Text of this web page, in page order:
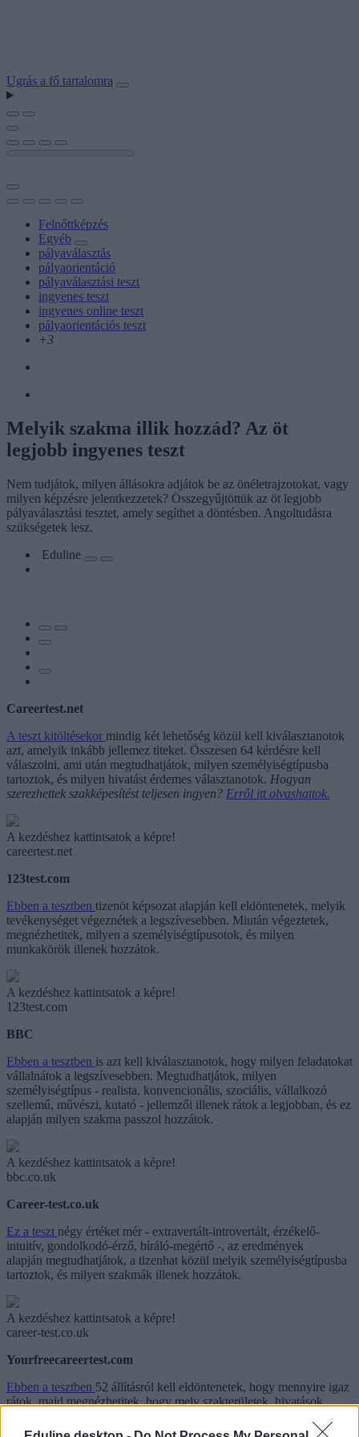
Ugrás a fő tartalomra
Felnőttképzés
Egyéb
pályaválasztás
pályaorientáció
pályaválasztási teszt
ingyenes teszt
ingyenes online teszt
pályaorientációs teszt
+3
Melyik szakma illik hozzád? Az öt
legjobb ingyenes teszt
Nem tudjátok, milyen állásokra adjátok be az önéletrajzotokat, vagy
milyen képzésre jelentkezzetek? Összegyűjtöttük az öt legjobb
pályaválasztási tesztet, amely segíthet a döntésben. Angoltudásra
szükségetek lesz.
Eduline
Careertest.net
A teszt kitöltésekor mindig két lehetőség közül kell kiválasztanotok
azt, amelyik inkább jellemez titeket. Összesen 64 kérdésre kell
válaszolni, ami után megtudhatjátok, milyen személyiségtípusba
tartoztok, és milyen hivatást érdemes választanotok. Hogyan
szerezhettek szakképesítést teljesen ingyen? Erről itt olvashattok.
A kezdéshez kattintsatok a képre!
careertest.net
123test.com
Ebben a tesztben tizenöt képsozat alapján kell eldöntenetek, melyik
tevékenységet végeznétek a legszívesebben. Miután végeztetek,
megnézhetitek, milyen a személyiségtípusotok, és milyen
munkakörök illenek hozzátok.
A kezdéshez kattintsatok a képre!
123test.com
BBC
Ebben a tesztben is azt kell kiválasztanotok, hogy milyen feladatokat
vállalnátok a legszívesebben. Megtudhatjátok, milyen
személyiségtípus - realista, konvencionális, szociális, vállalkozó
szellemű, művészi, kutató - jellemzői illenek rátok a legjobban, és ez
alapján milyen szakma passzol hozzátok.
A kezdéshez kattintsatok a képre!
bbc.co.uk
Career-test.co.uk
Ez a teszt négy értéket mér - extravertált-introvertált, érzékelő-
intuitív, gondolkodó-érző, bíráló-megértő -, az eredmények
alapján megtudhatjátok, a tizenhat közül melyik személyiségtípusba
tartoztok, és milyen szakmák illenek hozzátok.
A kezdéshez kattintsatok a képre!
career-test.co.uk
Yourfreecareertest.com
Ebben a tesztben 52 állításról kell eldöntenetek, hogy mennyire igaz
rátok, majd megnézhetitek, hogy mely szakterületek, hivatások